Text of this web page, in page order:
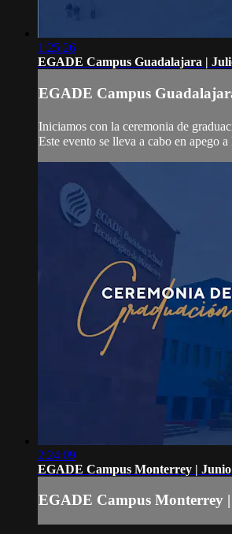
1:25:26
EGADE Campus Guadalajara |
EGADE Campus
Iniciamos con la ceremonia de
Este evento se lleva a cabo en apego
2:24:09
EGADE Campus Monterrey | Junio
EGADE Campus Monterrey